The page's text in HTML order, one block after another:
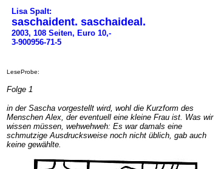
Lisa Spalt:
saschaident. saschaideal.
2003, 108 Seiten, Euro 10,-
3-900956-71-5
LeseProbe:
Folge 1
in der Sascha vorgestellt wird, wohl die Kurzform des
Menschen Alex, der eventuell eine kleine Frau ist. Was wir
wissen müssen, wehwehweh: Es war damals eine
schmutzige Ausdrucksweise noch nicht üblich, gab auch
keine gewählte.